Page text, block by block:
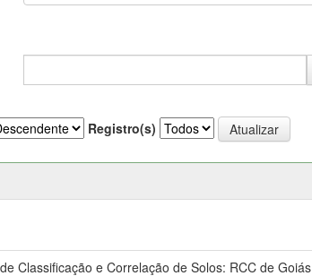
Registro(s)
Classificação e Correlação de Solos: RCC de Goiás